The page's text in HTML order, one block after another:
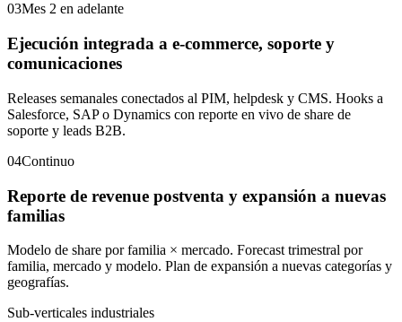
03Mes 2 en adelante
Ejecución integrada a e-commerce, soporte y
comunicaciones
Releases semanales conectados al PIM, helpdesk y CMS. Hooks a
Salesforce, SAP o Dynamics con reporte en vivo de share de
soporte y leads B2B.
04Continuo
Reporte de revenue postventa y expansión a nuevas
familias
Modelo de share por familia × mercado. Forecast trimestral por
familia, mercado y modelo. Plan de expansión a nuevas categorías y
geografías.
Sub-verticales industriales